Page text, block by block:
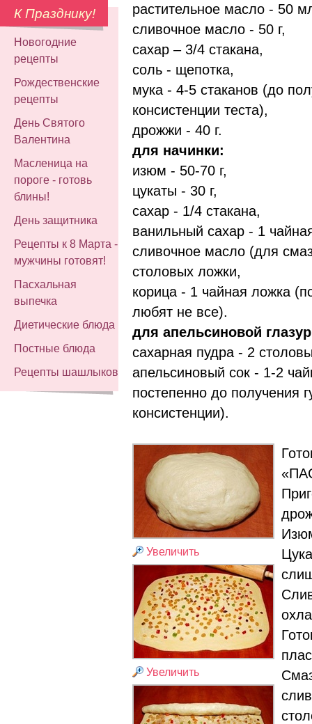
К Празднику!
Новогодние
рецепты
Рождественские
рецепты
День Святого
Валентина
Масленица на
пороге - готовь
блины!
День защитника
Рецепты к 8 Марта -
мужчины готовят!
Пасхальная
выпечка
Диетические блюда
Постные блюда
Рецепты шашлыков
растительное масло - 50
сливочное масло - 50 г,
сахар – 3/4 стакана,
соль - щепотка,
мука - 4-5 стаканов (до
консистенции теста),
дрожжи - 40 г.
для начинки:
изюм - 50-70 г,
цукаты - 30 г,
сахар - 1/4 стакана,
ванильный сахар - 1
сливочное масло (для
столовых ложки,
корица - 1 чайная ложка
любят не все).
для апельсиновой
сахарная пудра - 2
апельсиновый сок - 1-2
постепенно до получения
консистенции).
Увеличить
Увеличить